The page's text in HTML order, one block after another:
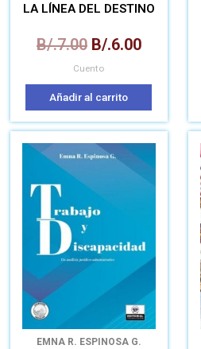
LA LÍNEA DEL DESTINO
B/.7.00 B/.6.00
Cuento
Añadir al carrito
EMNA R. ESPINOSA G.